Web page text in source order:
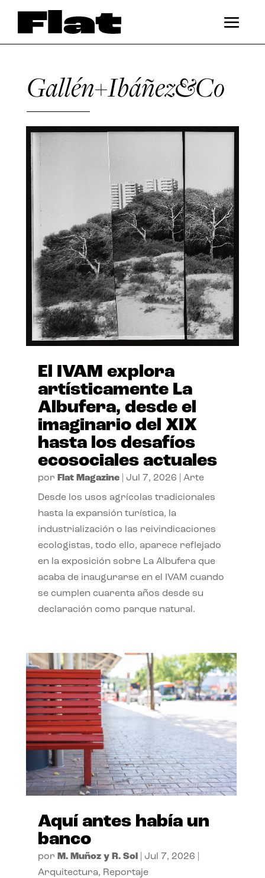
Gallén+Ibáñez&Co
El IVAM explora
artísticamente La
Albufera, desde el
imaginario del XIX
hasta los desafíos
ecosociales actuales
por Flat Magazine| Jul 7, 2026 Arte
Desde los usos agrícolas tradicionales
hasta la expansión turística, la
industrialización o las reivindicaciones
ecologistas, todo ello, aparece reflejado
en la exposición sobre La Albufera que
acaba de inaugurarse en el IVAM cuando
se cumplen cuarenta años desde su
declaración como parque natural.
Aquí antes había un
banco
por M. Muñoz y R. Sol Jul 7, 2026
Arquitectura, Reportaje